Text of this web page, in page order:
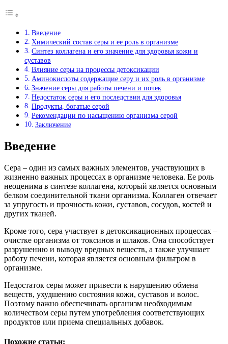
Введение
Химический состав серы и ее роль в организме
Синтез коллагена и его значение для здоровья кожи и
суставов
Влияние серы на процессы детоксикации
Аминокислоты содержащие серу и их роль в организме
Значение серы для работы печени и почек
Недостаток серы и его последствия для здоровья
Продукты, богатые серой
Рекомендации по насыщению организма серой
Заключение
Введение
Сера – один из самых важных элементов, участвующих в
жизненно важных процессах в организме человека. Ее роль
неоценима в синтезе коллагена, который является основным
белком соединительной ткани организма. Коллаген отвечает
за упругость и прочность кожи, суставов, сосудов, костей и
других тканей.
Кроме того, сера участвует в детоксикационных процессах –
очистке организма от токсинов и шлаков. Она способствует
разрушению и выводу вредных веществ, а также улучшает
работу печени, которая является основным фильтром в
организме.
Недостаток серы может привести к нарушению обмена
веществ, ухудшению состояния кожи, суставов и волос.
Поэтому важно обеспечивать организм необходимым
количеством серы путем употребления соответствующих
продуктов или приема специальных добавок.
Похожие статьи: